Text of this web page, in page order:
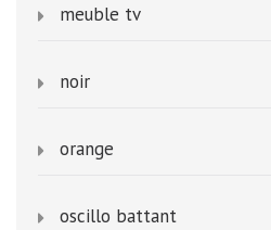
meuble tv
noir
orange
oscillo battant